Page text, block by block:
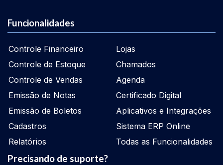
Funcionalidades
Controle Financeiro
Controle de Estoque
Controle de Vendas
Emissão de Notas
Emissão de Boletos
Cadastros
Relatórios
Lojas
Chamados
Agenda
Certificado Digital
Aplicativos e Integrações
Sistema ERP Online
Todas as Funcionalidades
Precisando de suporte?